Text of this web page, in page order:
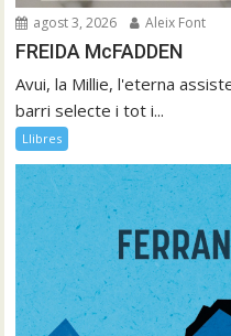
agost 3, 2026 Aleix Font
FREIDA McFADDEN
Avui, la Millie, l'eterna
barri selecte i tot i...
Llibres